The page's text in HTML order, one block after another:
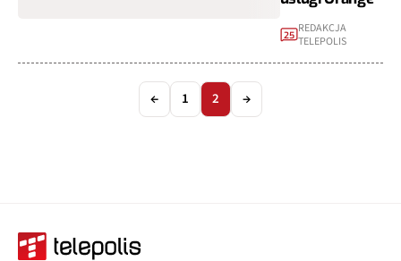
25 REDAKCJA
TELEPOLIS
← 1 2 →